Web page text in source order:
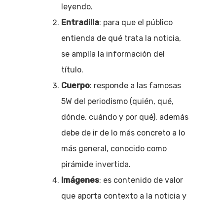
leyendo.
Entradilla: para que el público
entienda de qué trata la noticia,
se amplía la información del
título.
Cuerpo: responde a las famosas
5W del periodismo (quién, qué,
dónde, cuándo y por qué), además
debe de ir de lo más concreto a lo
más general, conocido como
pirámide invertida.
Imágenes: es contenido de valor
que aporta contexto a la noticia y